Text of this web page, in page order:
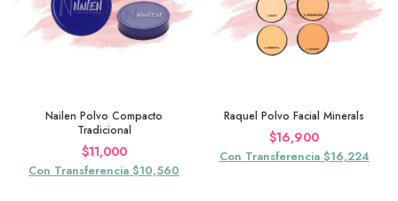
Nailen Polvo Compacto
Tradicional
$11,000
Con Transferencia $10,560
Raquel Polvo Facial Minerals
$16,900
Con Transferencia $16,224